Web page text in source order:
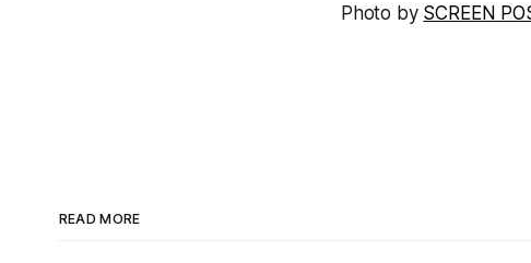
Photo by SCREEN
READ MORE